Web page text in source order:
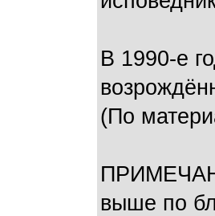
В 1990-е
(По
выше по